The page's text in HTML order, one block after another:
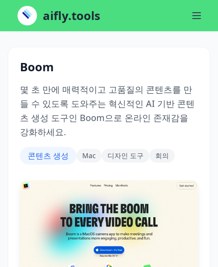
aifly.tools
Boom
몇 초 만에 매력적이고 고품질의 콘텐츠를 만
들 수 있도록 도와주는 혁신적인 AI 기반 콘텐
츠 생성 도구인 Boom으로 온라인 존재감을
강화하세요.
콘텐츠 생성 Mac 디자인 도구 회의